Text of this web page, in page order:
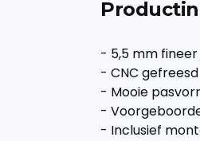
- 5,5 mm
- CNC gefreesd
- Mooie
-
- Inclusief